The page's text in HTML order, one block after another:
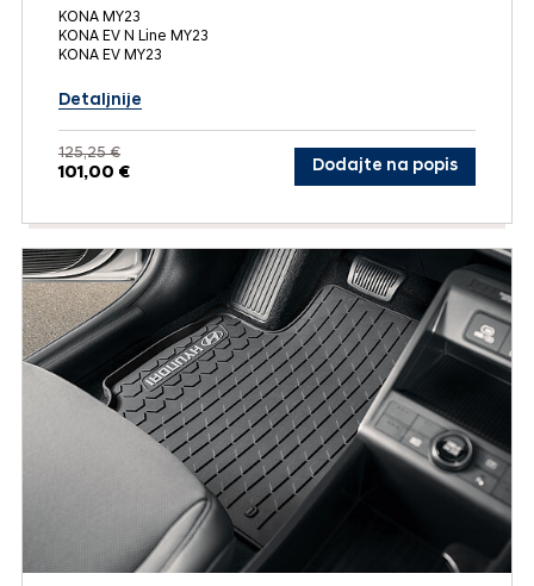
KONA MY23
KONA EV N Line MY23
KONA EV MY23
Detaljnije
125,25 €
101,00 € Dodajte na popis